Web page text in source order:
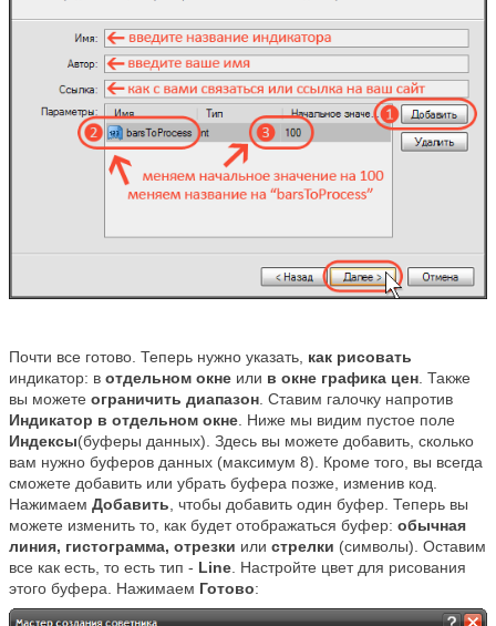
Почти все готово. Теперь нужно указать, как рисовать
индикатор: в отдельном окне или в окне графика цен . Также
вы можете ограничить диапазон . Ставим галочку напротив
Индикатор в отдельном окне . Ниже мы видим пустое поле
Индексы(буферы данных). Здесь вы можете добавить, сколько
вам нужно буферов данных (максимум 8). Кроме того, вы всегда
сможете добавить или убрать буфера позже, изменив код.
Нажимаем Добавить , чтобы добавить один буфер. Теперь вы
можете изменить то, как будет отображаться буфер: обычная
линия, гистограмма, отрезки или стрелки (символы). Оставим
все как есть, то есть тип - Line . Настройте цвет для рисования
этого буфера. Нажимаем Готово: